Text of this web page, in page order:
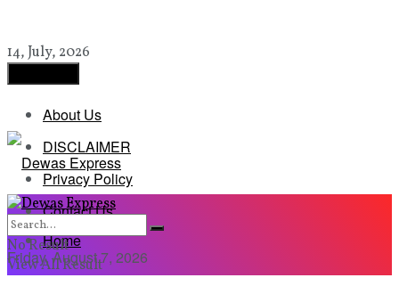
14, July, 2026
About Us
DISCLAIMER
Privacy Policy
Contact Us
Friday, August 7, 2026
Home
No Result
View All Result